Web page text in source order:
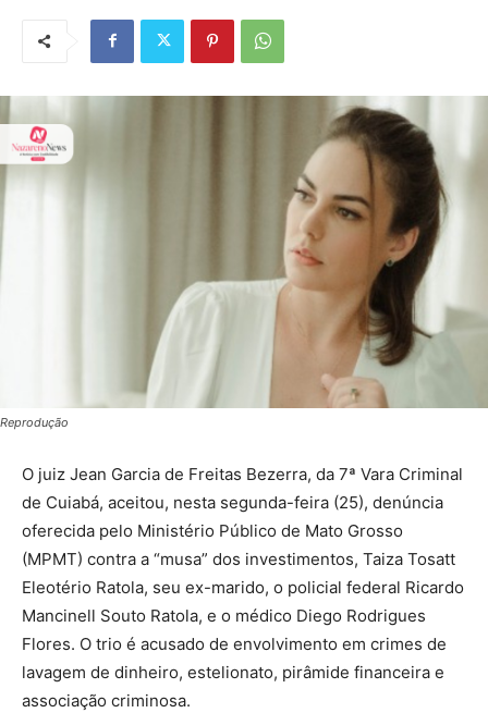
Reprodução
O juiz Jean Garcia de Freitas Bezerra, da 7ª Vara Criminal
de Cuiabá, aceitou, nesta segunda-feira (25), denúncia
oferecida pelo Ministério Público de Mato Grosso
(MPMT) contra a “musa” dos investimentos, Taiza Tosatt
Eleotério Ratola, seu ex-marido, o policial federal Ricardo
Mancinell Souto Ratola, e o médico Diego Rodrigues
Flores. O trio é acusado de envolvimento em crimes de
lavagem de dinheiro, estelionato, pirâmide financeira e
associação criminosa.